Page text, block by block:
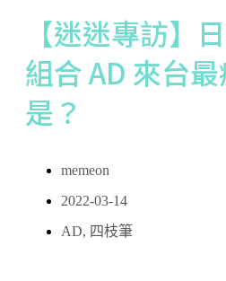
【迷迷專訪】
組合 AD 來台
是？
memeon
2022-03-14
AD, 四枝筆